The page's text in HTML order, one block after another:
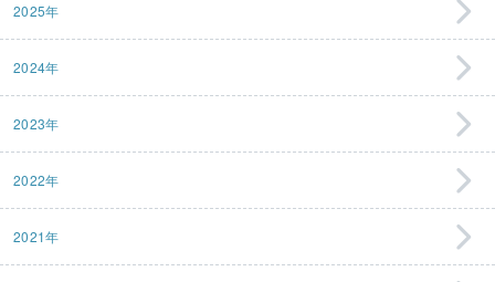
2025年
2024年
2023年
2022年
2021年